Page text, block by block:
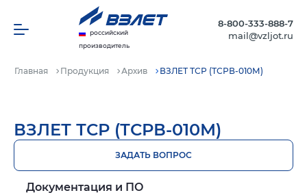
российский
производитель
8-800-333-888-7
mail@vzljot.ru
Главная Продукция Архив ВЗЛЕТ ТСР (ТСРВ-010М)
ВЗЛЕТ ТСР (ТСРВ-010М)
ЗАДАТЬ ВОПРОС
Документация и ПО